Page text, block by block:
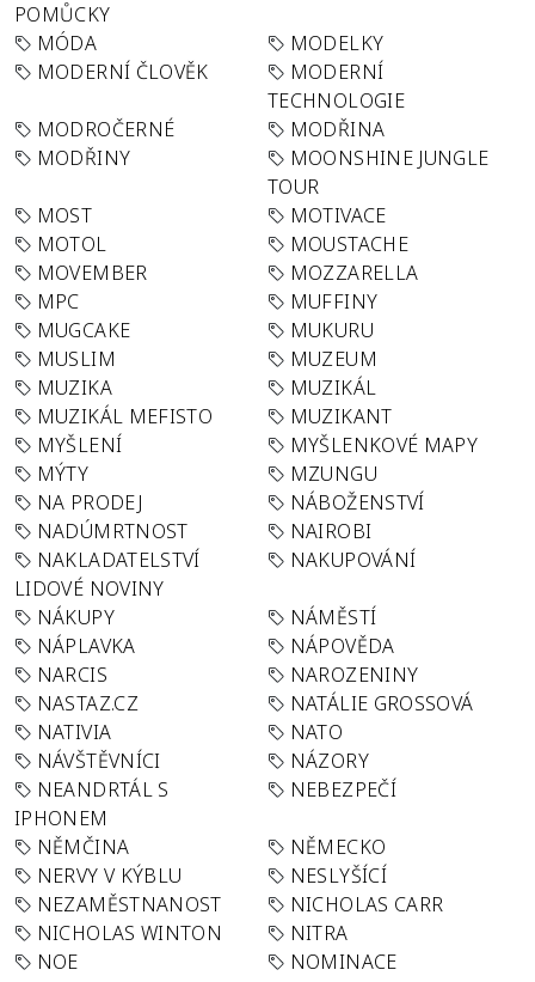
POMŮCKY
MÓDA
MODELKY
MODERNÍ ČLOVĚK
MODERNÍ
TECHNOLOGIE
MODROČERNÉ
MODŘINA
MODŘINY
MOONSHINE JUNGLE
TOUR
MOST
MOTIVACE
MOTOL
MOUSTACHE
MOVEMBER
MOZZARELLA
MPC
MUFFINY
MUGCAKE
MUKURU
MUSLIM
MUZEUM
MUZIKA
MUZIKÁL
MUZIKÁL MEFISTO
MUZIKANT
MYŠLENÍ
MYŠLENKOVÉ MAPY
MÝTY
MZUNGU
NA PRODEJ
NÁBOŽENSTVÍ
NADÚMRTNOST
NAIROBI
NAKLADATELSTVÍ
LIDOVÉ NOVINY
NAKUPOVÁNÍ
NÁKUPY
NÁMĚSTÍ
NÁPLAVKA
NÁPOVĚDA
NARCIS
NAROZENINY
NASTAZ.CZ
NATÁLIE GROSSOVÁ
NATIVIA
NATO
NÁVŠTĚVNÍCI
NÁZORY
NEANDRTÁL S
IPHONEM
NEBEZPEČÍ
NĚMČINA
NĚMECKO
NERVY V KÝBLU
NESLYŠÍCÍ
NEZAMĚSTNANOST
NICHOLAS CARR
NICHOLAS WINTON
NITRA
NOE
NOMINACE